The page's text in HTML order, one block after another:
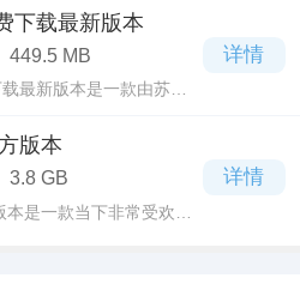
迹暖暖最新版本2023游
致细腻，每一个人物都
下载最新版本
449.5 MB
最新版本是一款由苏州
迎的换装养成类手游，
载最新版本游戏当中你
详情
版本
3.8 GB
是一款当下非常受欢迎
详情